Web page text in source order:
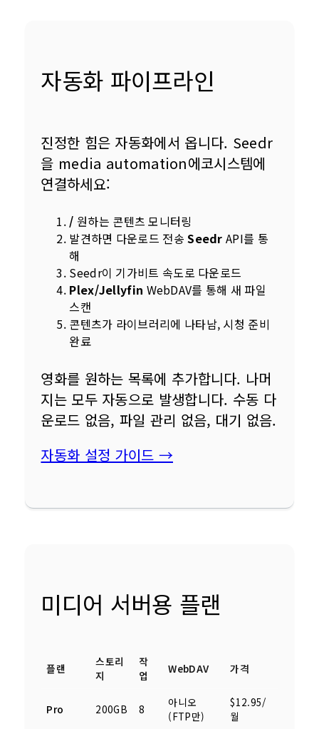
자동화 파이프라인
진정한 힘은 자동화에서 옵니다. Seedr
을 media automation에코시스템에
연결하세요:
/ 원하는 콘텐츠 모니터링
발견하면 다운로드 전송Seedr API를 통
해
Seedr이 기가비트 속도로 다운로드
Plex/Jellyfin WebDAV를 통해 새 파일
스캔
콘텐츠가 라이브러리에 나타남, 시청 준비
완료
영화를 원하는 목록에 추가합니다. 나머
지는 모두 자동으로 발생합니다. 수동 다
운로드 없음, 파일 관리 없음, 대기 없음.
자동화 설정 가이드 →
미디어 서버용 플랜
플랜
스토리
지
작
업
WebDAV 가격
Pro 200GB 8
아니오
(FTP만)
$12.95/
월